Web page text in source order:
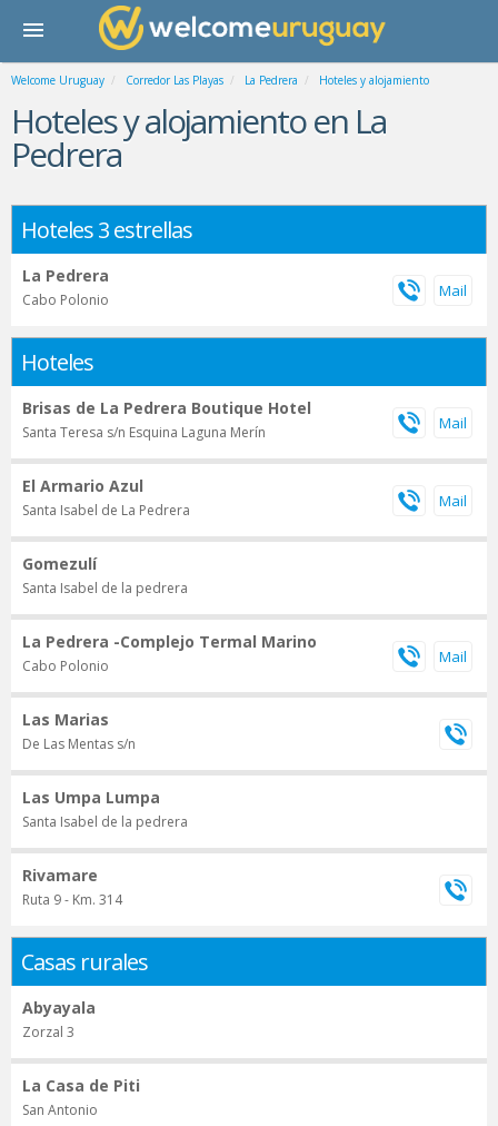
Welcome Uruguay Corredor Las Playas La Pedrera Hoteles y alojamiento
Hoteles y alojamiento en La
Pedrera
Hoteles 3 estrellas
La Pedrera
Cabo Polonio
Hoteles
Brisas de La Pedrera Boutique Hotel
Santa Teresa s/n Esquina Laguna Merín
El Armario Azul
Santa Isabel de La Pedrera
Gomezulí
Santa Isabel de la pedrera
La Pedrera -Complejo Termal Marino
Cabo Polonio
Las Marias
De Las Mentas s/n
Las Umpa Lumpa
Santa Isabel de la pedrera
Rivamare
Ruta 9 - Km. 314
Casas rurales
Abyayala
Zorzal 3
La Casa de Piti
San Antonio